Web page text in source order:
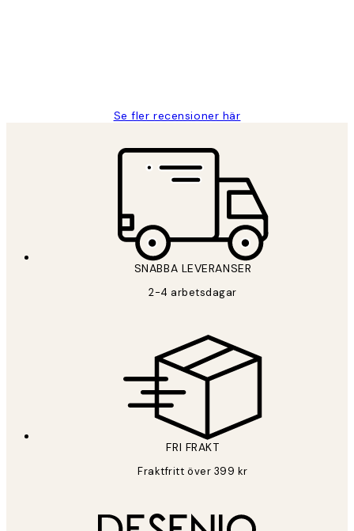
Se fler recensioner här
SNABBA LEVERANSER
2-4 arbetsdagar
FRI FRAKT
Fraktfritt över 399 kr